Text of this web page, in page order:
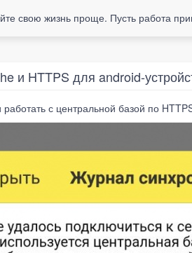
свою жизнь проще. Пусть работа
и HTTPS для android-
с центральной базой по